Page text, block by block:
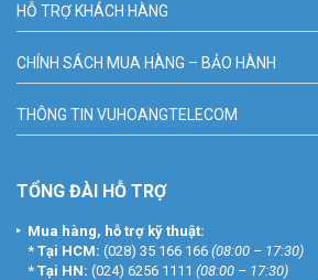
HỖ TRỢ KHÁCH HÀNG
CHÍNH SÁCH MUA HÀNG – BẢO HÀNH
THÔNG TIN VUHOANGTELECOM
TỔNG ĐÀI HỖ TRỢ
Mua hàng, hỗ trợ kỹ thuật:
* Tại HCM: (028) 35 166 166 (08:00 – 17:30)
* Tại HN: (024) 6256 1111 (08:00 – 17:30)